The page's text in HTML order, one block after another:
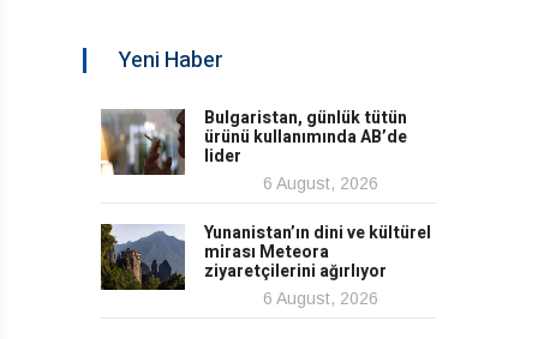
Yeni Haber
Bulgaristan, günlük tütün
ürünü kullanımında AB’de
lider
6 August, 2026
Yunanistan’ın dini ve kültürel
mirası Meteora
ziyaretçilerini ağırlıyor
6 August, 2026